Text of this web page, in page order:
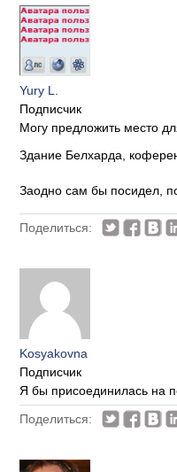
Yury L.
Подписчик
Могу предложить место
Здание Белхарда,
Заодно сам бы посидел,
Поделиться:
Kosyakovna
Подписчик
Я бы присоединилась на
Поделиться: